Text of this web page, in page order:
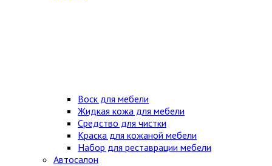
Воск для мебели
Жидкая кожа для мебели
Средство для чистки
Краска для кожаной мебели
Набор для реставрации мебели
Автосалон